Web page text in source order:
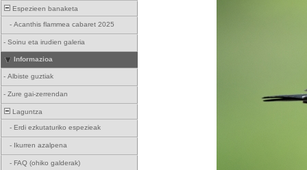
Espezieen banaketa
- Acanthis flammea cabaret 2025
- Soinu eta irudien galeria
Informazioa
- Albiste guztiak
- Zure gai-zerrendan
Laguntza
- Erdi ezkutaturiko espezieak
- Ikurren azalpena
- FAQ (ohiko galderak)